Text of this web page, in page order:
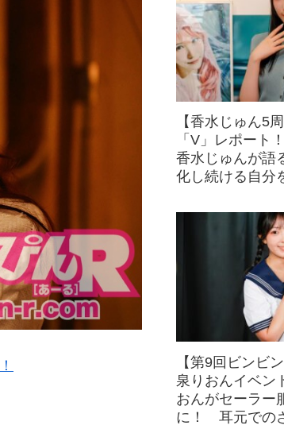
【香水じゅん5
「V」レポート
香水じゅんが
化し続ける自分
【第9回ビンビ
泉りおんイベン
おんがセーラー
に！ 耳元での